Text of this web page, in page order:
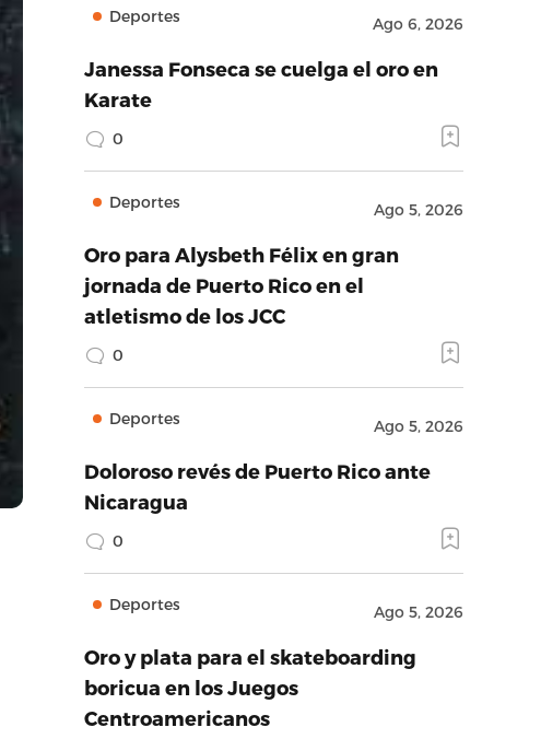
Deportes Ago 6, 2026
Janessa Fonseca se cuelga el oro en
Karate
0
Deportes Ago 5, 2026
Oro para Alysbeth Félix en gran
jornada de Puerto Rico en el
atletismo de los JCC
0
Deportes Ago 5, 2026
Doloroso revés de Puerto Rico ante
Nicaragua
0
Deportes Ago 5, 2026
Oro y plata para el skateboarding
boricua en los Juegos
Centroamericanos